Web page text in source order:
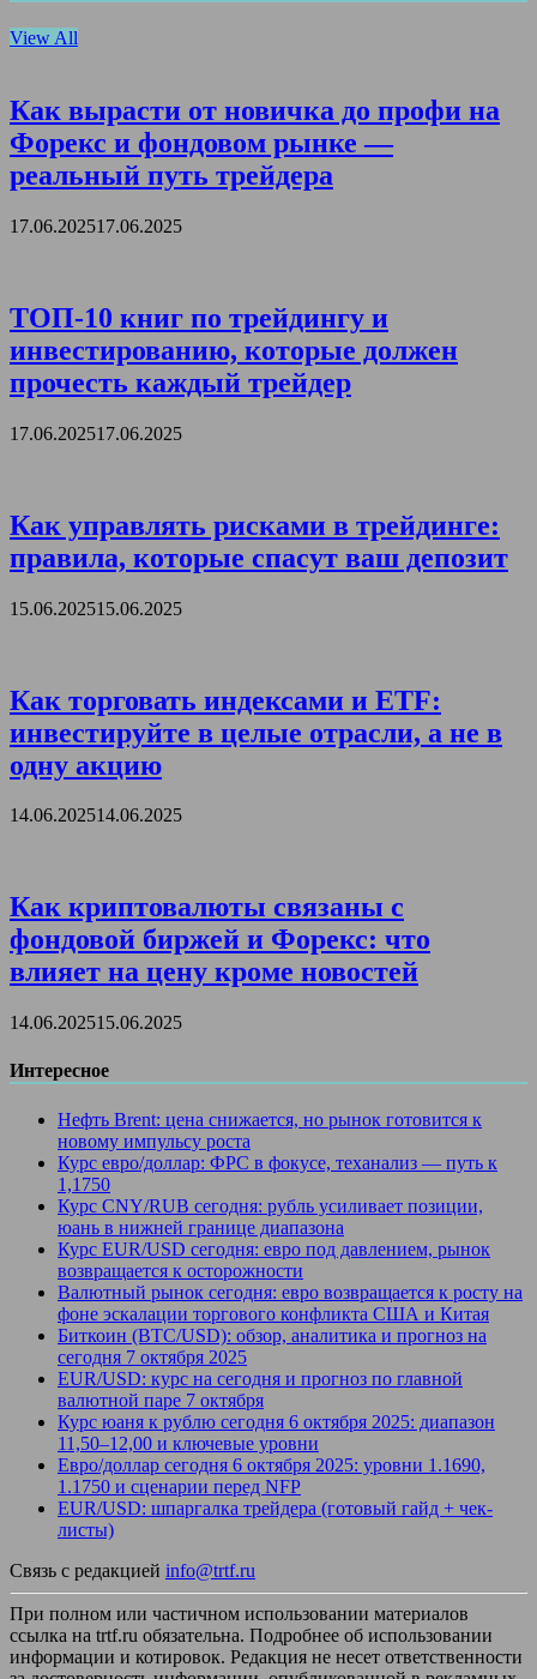
View All
Как вырасти от новичка до профи на
Форекс и фондовом рынке —
реальный путь трейдера
17.06.202517.06.2025
ТОП-10 книг по трейдингу и
инвестированию, которые должен
прочесть каждый трейдер
17.06.202517.06.2025
Как управлять рисками в трейдинге:
правила, которые спасут ваш депозит
15.06.202515.06.2025
Как торговать индексами и ETF:
инвестируйте в целые отрасли, а не в
одну акцию
14.06.202514.06.2025
Как криптовалюты связаны с
фондовой биржей и Форекс: что
влияет на цену кроме новостей
14.06.202515.06.2025
Интересное
Нефть Brent: цена снижается, но рынок готовится к
новому импульсу роста
Курс евро/доллар: ФРС в фокусе, теханализ — путь к
1,1750
Курс CNY/RUB сегодня: рубль усиливает позиции,
юань в нижней границе диапазона
Курс EUR/USD сегодня: евро под давлением, рынок
возвращается к осторожности
Валютный рынок сегодня: евро возвращается к росту на
фоне эскалации торгового конфликта США и Китая
Биткоин (BTC/USD): обзор, аналитика и прогноз на
сегодня 7 октября 2025
EUR/USD: курс на сегодня и прогноз по главной
валютной паре 7 октября
Курс юаня к рублю сегодня 6 октября 2025: диапазон
11,50–12,00 и ключевые уровни
Евро/доллар сегодня 6 октября 2025: уровни 1.1690,
1.1750 и сценарии перед NFP
EUR/USD: шпаргалка трейдера (готовый гайд + чек-
листы)
Связь с редакцией info@trtf.ru
При полном или частичном использовании материалов
ссылка на trtf.ru обязательна. Подробнее об использовании
информации и котировок. Редакция не несет ответственности